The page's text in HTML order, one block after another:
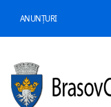
ANUNȚURI